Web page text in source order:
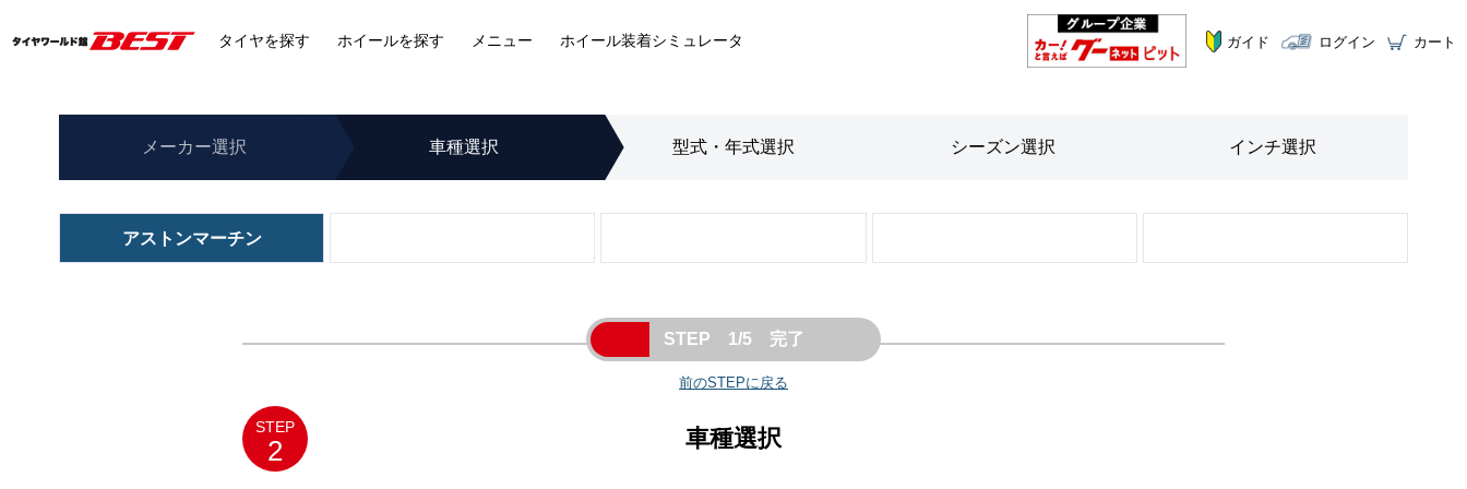
タイヤを探す ホイールを探す メニュー ホイール装着シミュレータ ガイド ログイン カート
メーカー選択 車種選択 型式・年式選択 シーズン選択 インチ選択
アストンマーチン
STEP 1/5 完了
前のSTEPに戻る
STEP
2 車種選択